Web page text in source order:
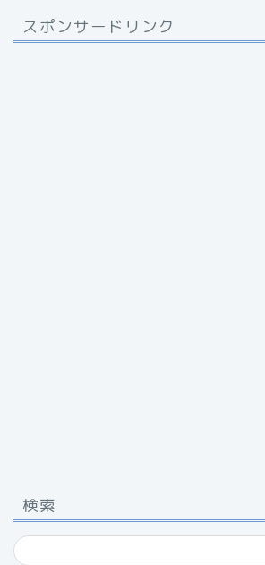
スポンサードリンク
検索